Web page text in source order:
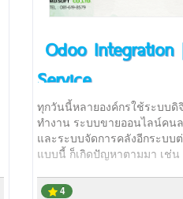
Odoo
Service
ทุกวันนี้หลายองค์กรใช้ระบบดิ
ทำงาน ระบบขายออนไลน์ค
และระบบจัดการคลังอีกระบบ
แบบนี้ ก็เกิดปัญหาตามมา เช่
4